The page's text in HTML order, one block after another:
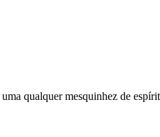
qualquer mesquinhez de